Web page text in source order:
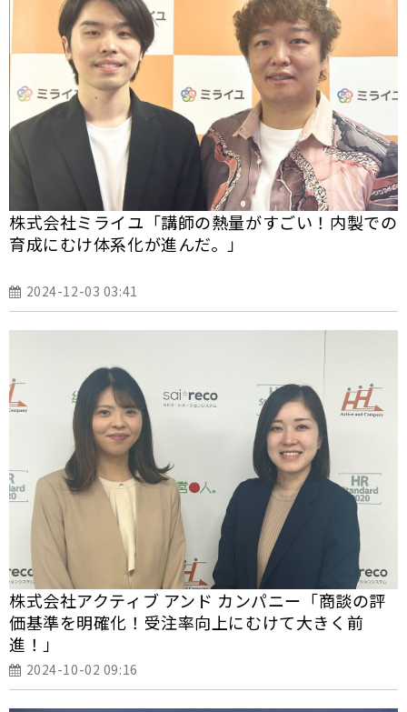
株式会社ミライユ「講師の熱量がすごい！内製での
育成にむけ体系化が進んだ。」
2024-12-03 03:41
株式会社アクティブ アンド カンパニー「商談の評
価基準を明確化！受注率向上にむけて大きく前
進！」
2024-10-02 09:16